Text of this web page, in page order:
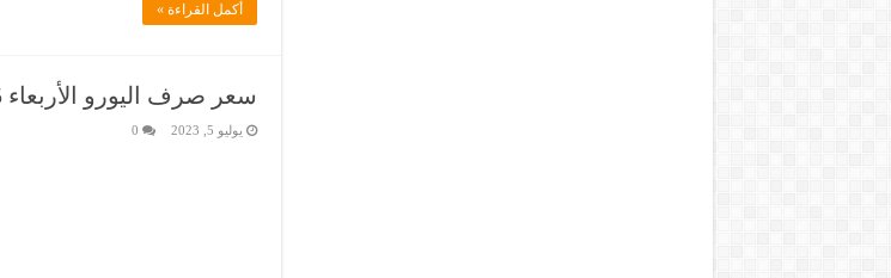
أكمل القراءة »
سعر صرف اليورو الأربعاء 5 يوليو 2023
يوليو 5, 2023 0